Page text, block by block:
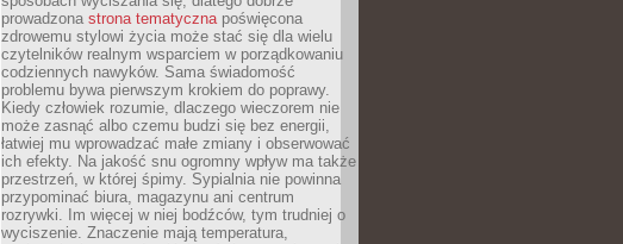
prowadzona strona tematycznapoświęcona
zdrowemu stylowi życia może stać się dla wielu
czytelników realnym wsparciem w porządkowaniu
codziennych nawyków. Sama świadomość
problemu bywa pierwszym krokiem do poprawy.
Kiedy człowiek rozumie, dlaczego wieczorem nie
może zasnąć albo czemu budzi się bez energii,
łatwiej mu wprowadzać małe zmiany i obserwować
ich efekty. Na jakość snu ogromny wpływ ma także
przestrzeń, w której śpimy. Sypialnia nie powinna
przypominać biura, magazynu ani centrum
rozrywki. Im więcej w niej bodźców, tym trudniej o
wyciszenie. Znaczenie mają temperatura,